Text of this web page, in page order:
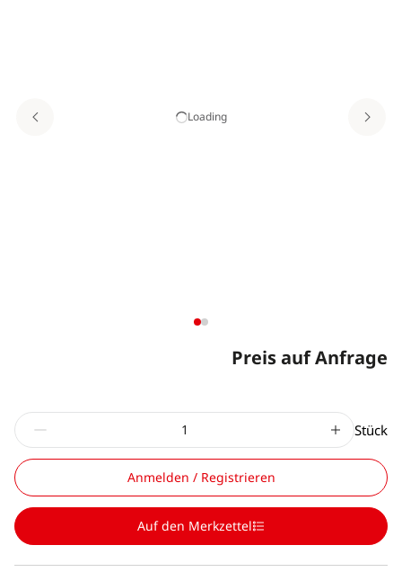
Loading
Preis auf Anfrage
Stück
Anmelden / Registrieren
Auf den Merkzettel